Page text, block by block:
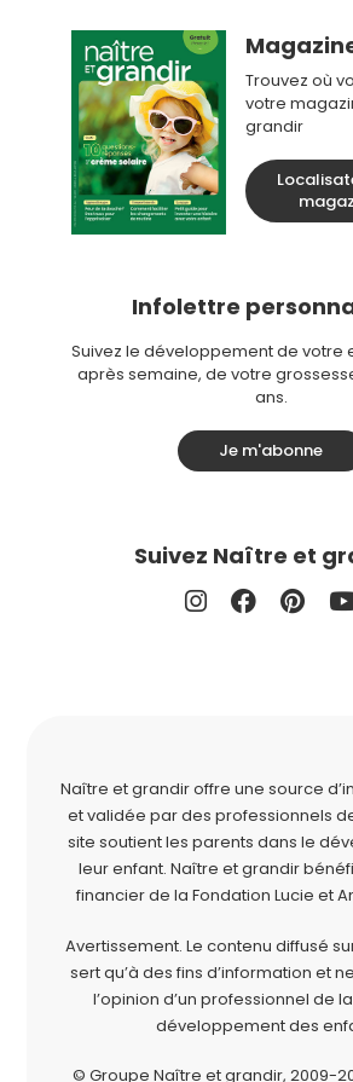
Trouvez où
votre
grandir
Infolettre
Suivez le développement de votre
après semaine, de votre
ans.
Je m'abonne
Suivez Naître et
Naître et grandir offre une source
et validée par des professionnels
site soutient les parents dans le
leur enfant. Naître et grandir
financier de la Fondation Lucie et
Avertissement. Le contenu diffusé
sert qu’à des fins d’information et
l’opinion d’un professionnel de
développement des
© Groupe Naître et grandir, 2009-